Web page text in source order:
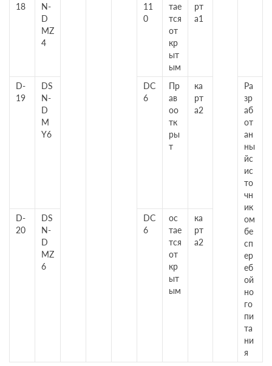
18
N-
D
MZ
4
11
0
тае
тся
от
кр
ыт
ым
рт
а1
D-
19
DS
N-
D
M
Y6
DC
6
Пр
ав
оо
тк
ры
т
ка
рт
а2
Ра
зр
аб
от
ан
ны
йс
ис
то
чн
ик
ом
бе
сп
ер
еб
ой
но
го
пи
та
ни
я
D-
20
DS
N-
D
MZ
6
DC
6
ос
тае
тся
от
кр
ыт
ым
ка
рт
а2